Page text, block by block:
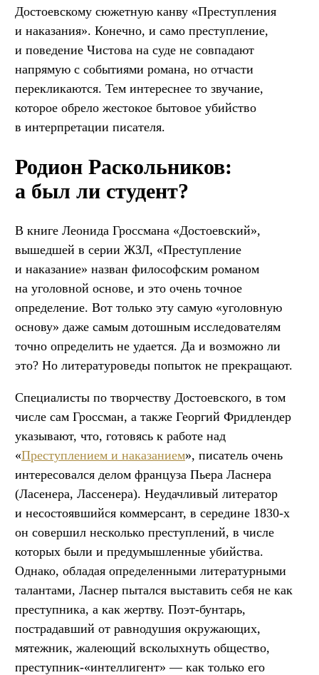
Достоевскому сюжетную канву «Преступления
и наказания». Конечно, и само преступление,
и поведение Чистова на суде не совпадают
напрямую с событиями романа, но отчасти
перекликаются. Тем интереснее то звучание,
которое обрело жестокое бытовое убийство
в интерпретации писателя.
Родион Раскольников:
а был ли студент?
В книге Леонида Гроссмана «Достоевский»,
вышедшей в серии ЖЗЛ, «Преступление
и наказание» назван философским романом
на уголовной основе, и это очень точное
определение. Вот только эту самую «уголовную
основу» даже самым дотошным исследователям
точно определить не удается. Да и возможно ли
это? Но литературоведы попыток не прекращают.
Специалисты по творчеству Достоевского, в том
числе сам Гроссман, а также Георгий Фридлендер
указывают, что, готовясь к работе над
«Преступлением и наказанием», писатель очень
интересовался делом француза Пьера Ласнера
(Ласенера, Лассенера). Неудачливый литератор
и несостоявшийся коммерсант, в середине 1830-х
он совершил несколько преступлений, в числе
которых были и предумышленные убийства.
Однако, обладая определенными литературными
талантами, Ласнер пытался выставить себя не как
преступника, а как жертву. Поэт-бунтарь,
пострадавший от равнодушия окружающих,
мятежник, жалеющий всколыхнуть общество,
преступник-«интеллигент» — как только его